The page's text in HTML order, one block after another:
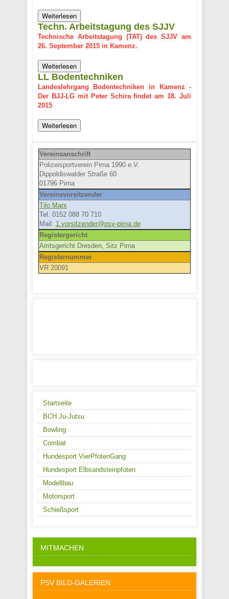
Weiterlesen
Techn. Arbeitstagung des SJJV
Technische Arbeitstagung (TAT) des SJJV am
26. September 2015 in Kamenz.
Weiterlesen
LL Bodentechniken
Landeslehrgang Bodentechniken in Kamenz -
Der BJJ-LG mit Peter Schira findet am 18. Juli
2015
Weiterlesen
Vereinsanschrift
Polizeisportverein Pirna 1990 e.V.
Dippoldiswalder Straße 60
01796 Pirna
Vereinsvorsitzender
Tilo Marx
Tel. 0152 088 70 710
Mail: 1.vorsitzender@psv-pirna.de
Registergericht
Amtsgericht Dresden, Sitz Pirna
Registernummer
VR 20091
Startseite
BCH Ju-Jutsu
Bowling
Combat
Hundesport VierPfotenGang
Hundesport Elbsandsteinpfoten
Modellbau
Motorsport
Schießsport
MITMACHEN
PSV BILD-GALERIEN